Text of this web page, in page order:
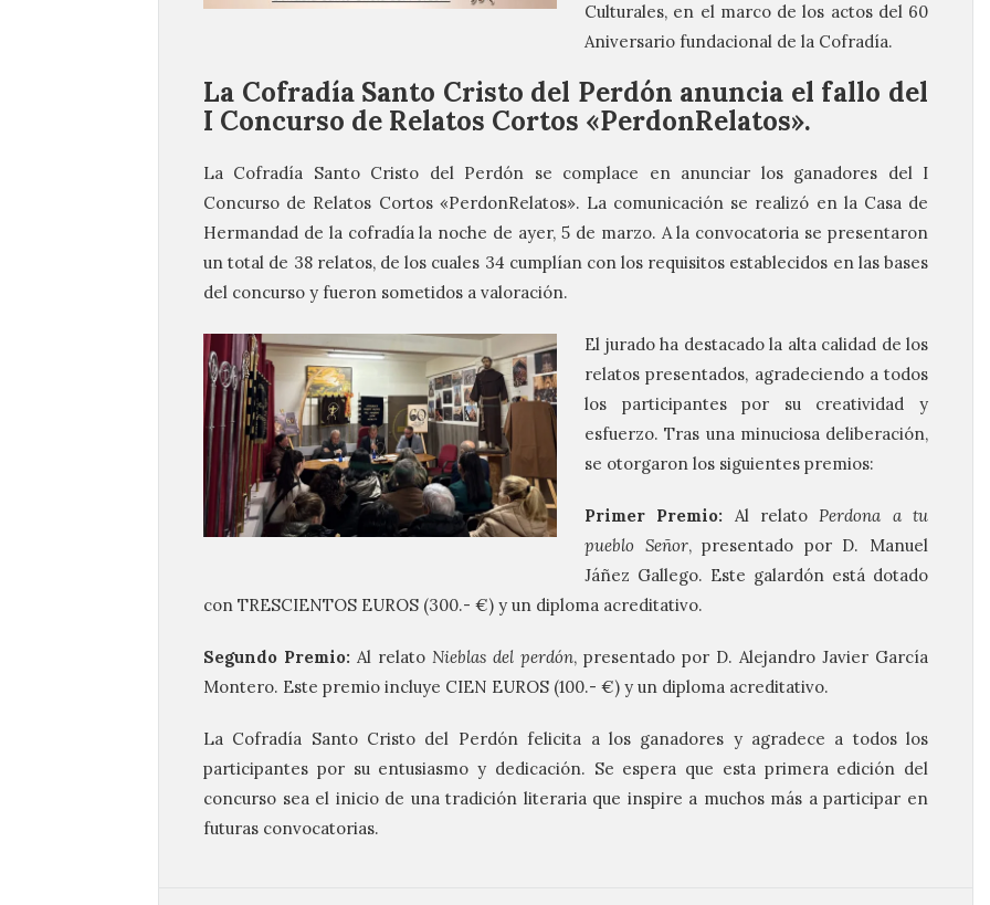
Culturales, en el marco de los actos del 60
Aniversario fundacional de la Cofradía.
La Cofradía Santo Cristo del Perdón anuncia el fallo del
I Concurso de Relatos Cortos «PerdonRelatos».
La Cofradía Santo Cristo del Perdón se complace en anunciar los ganadores del I
Concurso de Relatos Cortos «PerdonRelatos». La comunicación se realizó en la Casa de
Hermandad de la cofradía la noche de ayer, 5 de marzo. A la convocatoria se presentaron
un total de 38 relatos, de los cuales 34 cumplían con los requisitos establecidos en las bases
del concurso y fueron sometidos a valoración.
El jurado ha destacado la alta calidad de los
relatos presentados, agradeciendo a todos
los participantes por su creatividad y
esfuerzo. Tras una minuciosa deliberación,
se otorgaron los siguientes premios:
Primer Premio: Al relatoPerdona a tu
pueblo Señor, presentado por D. Manuel
Jáñez Gallego. Este galardón está dotado
con TRESCIENTOS EUROS (300.- €) y un diploma acreditativo.
Segundo Premio: Al relato Nieblas del perdón, presentado por D. Alejandro Javier García
Montero. Este premio incluye CIEN EUROS (100.- €) y un diploma acreditativo.
La Cofradía Santo Cristo del Perdón felicita a los ganadores y agradece a todos los
participantes por su entusiasmo y dedicación. Se espera que esta primera edición del
concurso sea el inicio de una tradición literaria que inspire a muchos más a participar en
futuras convocatorias.